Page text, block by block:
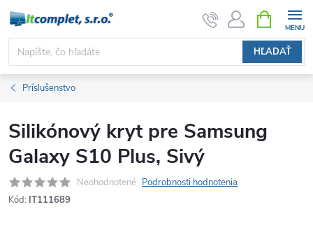
Prejsť
obsah
HĽADAŤ
KOŠÍK
Príslušenstvo
Silikónový kryt pre Samsung
Galaxy S10 Plus, Sivý
Neohodnotené Podrobnosti hodnotenia
Kód: IT111689